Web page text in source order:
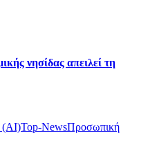
νησίδας απειλεί τη
(AI)Top-NewsΠροσωπική